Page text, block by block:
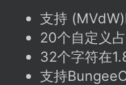
11 5.9k
支持
20个自定义
32个字符在
支持